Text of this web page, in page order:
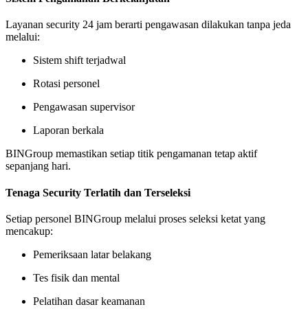
Layanan security 24 jam berarti pengawasan dilakukan tanpa jeda
melalui:
Sistem shift terjadwal
Rotasi personel
Pengawasan supervisor
Laporan berkala
BINGroup memastikan setiap titik pengamanan tetap aktif
sepanjang hari.
Tenaga Security Terlatih dan Terseleksi
Setiap personel BINGroup melalui proses seleksi ketat yang
mencakup:
Pemeriksaan latar belakang
Tes fisik dan mental
Pelatihan dasar keamanan